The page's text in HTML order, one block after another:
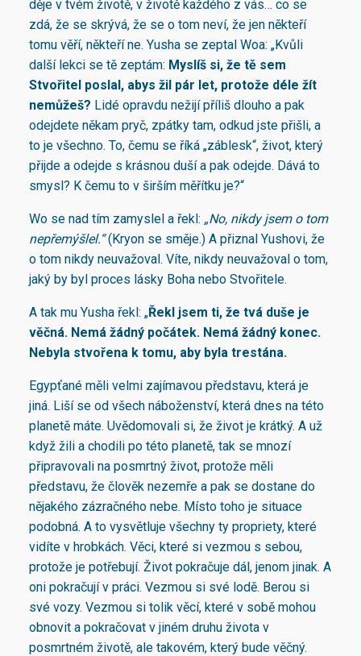
děje v tvém životě, v životě každého z vás… co se
zdá, že se skrývá, že se o tom neví, že jen někteří
tomu věří, někteří ne. Yusha se zeptal Woa: „Kvůli
další lekci se tě zeptám: Myslíš si, že tě sem
Stvořitel poslal, abys žil pár let, protože déle žít
nemůžeš? Lidé opravdu nežijí příliš dlouho a pak
odejdete někam pryč, zpátky tam, odkud jste přišli, a
to je všechno. To, čemu se říká „záblesk“, život, který
přijde a odejde s krásnou duší a pak odejde. Dává to
smysl? K čemu to v širším měřítku je?“
Wo se nad tím zamyslel a řekl: „No, nikdy jsem o tom
nepřemýšlel.“(Kryon se směje.) A přiznal Yushovi, že
o tom nikdy neuvažoval. Víte, nikdy neuvažoval o tom,
jaký by byl proces lásky Boha nebo Stvořitele.
A tak mu Yusha řekl: „Řekl jsem ti, že tvá duše je
věčná. Nemá žádný počátek. Nemá žádný konec.
Nebyla stvořena k tomu, aby byla trestána.
Egypťané měli velmi zajímavou představu, která je
jiná. Liší se od všech náboženství, která dnes na této
planetě máte. Uvědomovali si, že život je krátký. A už
když žili a chodili po této planetě, tak se mnozí
připravovali na posmrtný život, protože měli
představu, že člověk nezemře a pak se dostane do
nějakého zázračného nebe. Místo toho je situace
podobná. A to vysvětluje všechny ty propriety, které
vidíte v hrobkách. Věci, které si vezmou s sebou,
protože je potřebují. Život pokračuje dál, jenom jinak. A
oni pokračují v práci. Vezmou si své lodě. Berou si
své vozy. Vezmou si tolik věcí, které v sobě mohou
obnovit a pokračovat v jiném druhu života v
posmrtném životě, ale takovém, který bude věčný.